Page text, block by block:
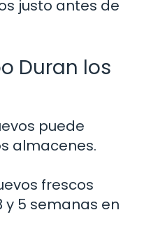
justo antes de
Duran los
puede
almacenes.
frescos
y 5 semanas en